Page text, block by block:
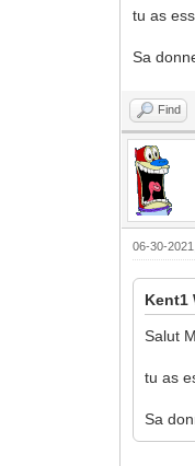
tu as
Sa
Find
06-30-
Kent1
Salut
tu as
Sa